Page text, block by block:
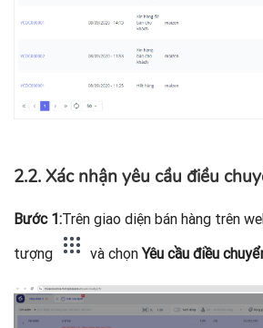
2.2. Xác nhận yêu cầu điều
Bước 1:Trên giao diện bán hàng trên
tượng
và chọnYêu cầu điều